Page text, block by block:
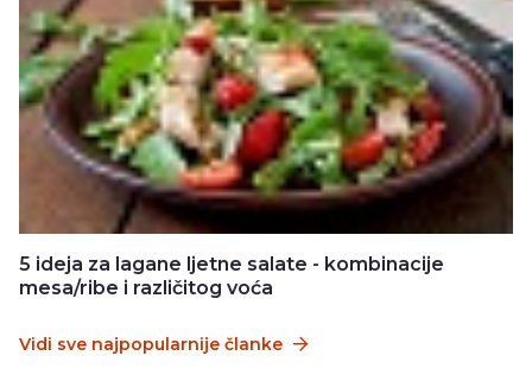
5 ideja za lagane ljetne salate - kombinacije
mesa/ribe i različitog voća
Vidi sve najpopularnije članke